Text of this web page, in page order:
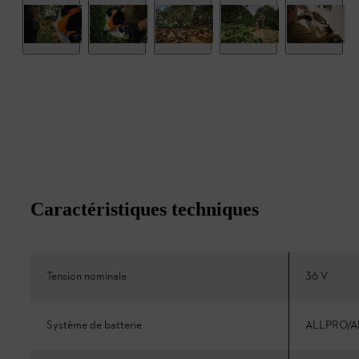
Caractéristiques techniques
Tension nominale 36 V
Système de batterie ALLPRO/